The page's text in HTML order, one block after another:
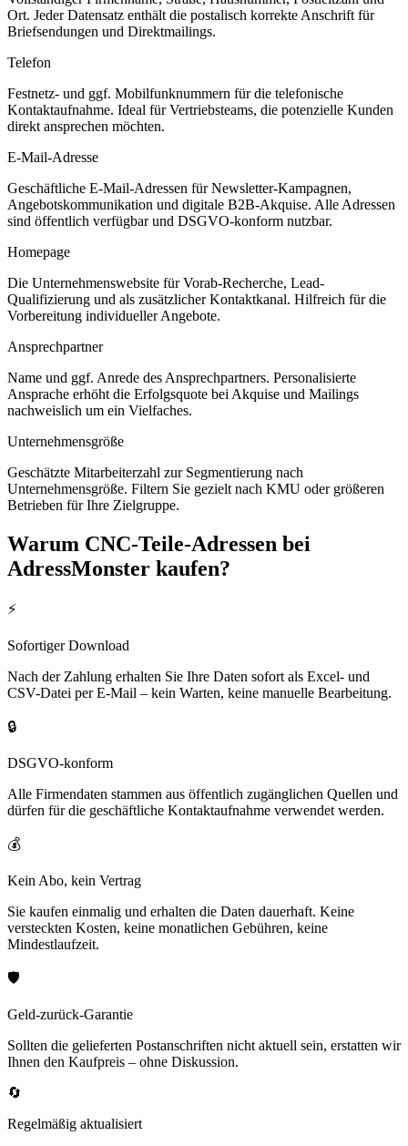
Ort. Jeder Datensatz enthält die postalisch korrekte Anschrift für
Briefsendungen und Direktmailings.
Telefon
Festnetz- und ggf. Mobilfunknummern für die telefonische
Kontaktaufnahme. Ideal für Vertriebsteams, die potenzielle Kunden
direkt ansprechen möchten.
E-Mail-Adresse
Geschäftliche E-Mail-Adressen für Newsletter-Kampagnen,
Angebotskommunikation und digitale B2B-Akquise. Alle Adressen
sind öffentlich verfügbar und DSGVO-konform nutzbar.
Homepage
Die Unternehmenswebsite für Vorab-Recherche, Lead-
Qualifizierung und als zusätzlicher Kontaktkanal. Hilfreich für die
Vorbereitung individueller Angebote.
Ansprechpartner
Name und ggf. Anrede des Ansprechpartners. Personalisierte
Ansprache erhöht die Erfolgsquote bei Akquise und Mailings
nachweislich um ein Vielfaches.
Unternehmensgröße
Geschätzte Mitarbeiterzahl zur Segmentierung nach
Unternehmensgröße. Filtern Sie gezielt nach KMU oder größeren
Betrieben für Ihre Zielgruppe.
Warum CNC-Teile-Adressen bei
AdressMonster kaufen?
⚡
Sofortiger Download
Nach der Zahlung erhalten Sie Ihre Daten sofort als Excel- und
CSV-Datei per E-Mail – kein Warten, keine manuelle Bearbeitung.
🔒
DSGVO-konform
Alle Firmendaten stammen aus öffentlich zugänglichen Quellen und
dürfen für die geschäftliche Kontaktaufnahme verwendet werden.
💰
Kein Abo, kein Vertrag
Sie kaufen einmalig und erhalten die Daten dauerhaft. Keine
versteckten Kosten, keine monatlichen Gebühren, keine
Mindestlaufzeit.
🛡️
Geld-zurück-Garantie
Sollten die gelieferten Postanschriften nicht aktuell sein, erstatten wir
Ihnen den Kaufpreis – ohne Diskussion.
🔄
Regelmäßig aktualisiert